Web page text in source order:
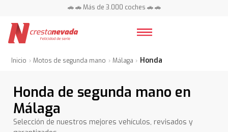
📍 Centros en toda España ⭐
📍 Centros en toda España ⭐
Inicio Motos de segunda mano Málaga Honda
Honda de segunda mano en
Málaga
Selección de nuestros mejores vehículos, revisados y